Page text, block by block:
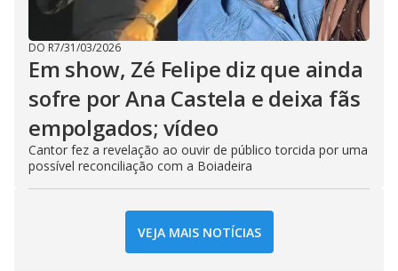
DO R7/31/03/2026
Em show, Zé Felipe diz que ainda
sofre por Ana Castela e deixa fãs
empolgados; vídeo
Cantor fez a revelação ao ouvir de público torcida por uma
possível reconciliação com a Boiadeira
VEJA MAIS NOTÍCIAS